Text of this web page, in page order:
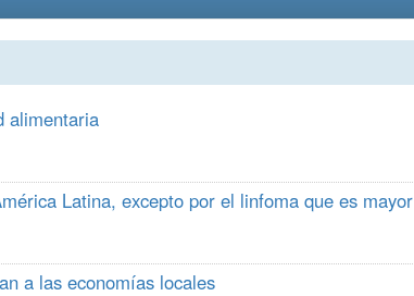
alimentaria
Latina, excepto por el linfoma que es mayor
a las economías locales